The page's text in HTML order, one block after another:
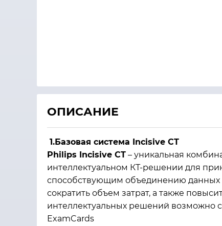
ОПИСАНИЕ
1.Базовая система Incisive CT
Philips Incisive CT – уникальная
интеллектуальном КТ-решении для
способствующим объединению данных
сократить объем затрат, а также
интеллектуальных решений возможно с
ExamCards